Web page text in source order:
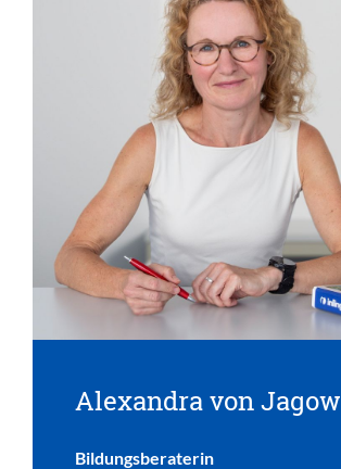
Alexandra von Jagow
Bildungsberaterin